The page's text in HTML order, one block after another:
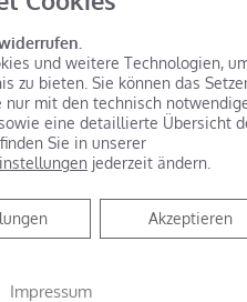
WC ohne Spülrand,
Schallschutzset
und
112 cm, mit
und weitere Technologien,
zu bieten. Sie können das
nur mit den technisch
eine detaillierte Übersicht
Sie in unserer
jederzeit ändern.
Akzeptieren
Impressum